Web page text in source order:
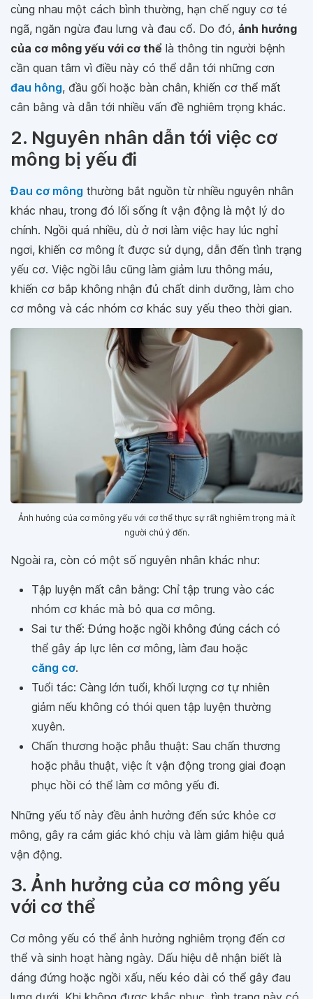
cùng nhau một cách bình thường, hạn chế nguy cơ té
ngã, ngăn ngừa đau lưng và đau cổ. Do đó, ảnh hưởng
của cơ mông yếu với cơ thể là thông tin người bệnh
cần quan tâm vì điều này có thể dẫn tới những cơn
đau hông, đầu gối hoặc bàn chân, khiến cơ thể mất
cân bằng và dẫn tới nhiều vấn đề nghiêm trọng khác.
2. Nguyên nhân dẫn tới việc cơ
mông bị yếu đi
Đau cơ mông thường bắt nguồn từ nhiều nguyên nhân
khác nhau, trong đó lối sống ít vận động là một lý do
chính. Ngồi quá nhiều, dù ở nơi làm việc hay lúc nghỉ
ngơi, khiến cơ mông ít được sử dụng, dẫn đến tình trạng
yếu cơ. Việc ngồi lâu cũng làm giảm lưu thông máu,
khiến cơ bắp không nhận đủ chất dinh dưỡng, làm cho
cơ mông và các nhóm cơ khác suy yếu theo thời gian.
Ảnh hưởng của cơ mông yếu với cơ thể thực sự rất nghiêm trọng mà ít
người chú ý đến.
Ngoài ra, còn có một số nguyên nhân khác như:
Tập luyện mất cân bằng: Chỉ tập trung vào các
nhóm cơ khác mà bỏ qua cơ mông.
Sai tư thế: Đứng hoặc ngồi không đúng cách có
thể gây áp lực lên cơ mông, làm đau hoặc
căng cơ.
Tuổi tác: Càng lớn tuổi, khối lượng cơ tự nhiên
giảm nếu không có thói quen tập luyện thường
xuyên.
Chấn thương hoặc phẫu thuật: Sau chấn thương
hoặc phẫu thuật, việc ít vận động trong giai đoạn
phục hồi có thể làm cơ mông yếu đi.
Những yếu tố này đều ảnh hưởng đến sức khỏe cơ
mông, gây ra cảm giác khó chịu và làm giảm hiệu quả
vận động.
3. Ảnh hưởng của cơ mông yếu
với cơ thể
Cơ mông yếu có thể ảnh hưởng nghiêm trọng đến cơ
thể và sinh hoạt hàng ngày. Dấu hiệu dễ nhận biết là
dáng đứng hoặc ngồi xấu, nếu kéo dài có thể gây đau